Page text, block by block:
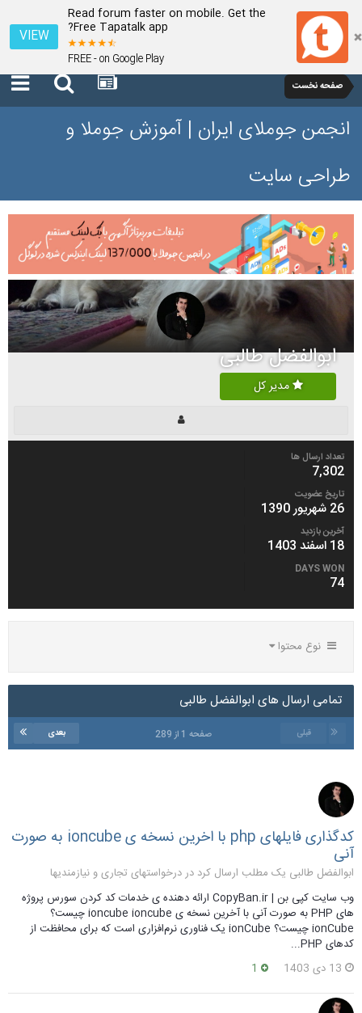
Read forum faster on mobile. Get the
Free Tapatalk app?
FREE - on Google Play
VIEW
صفحه نخست
انجمن جوملای ایران | آموزش جوملا و
طراحی سایت
ابوالفضل طالبی
مدیر کل
تعداد ارسال ها
7,302
تاریخ عضویت
26 شهریور 1390
آخرین بازدید
18 اسفند 1403
DAYS WON
74
نوع محتوا
تمامی ارسال های ابوالفضل طالبی
قبلی بعدی صفحه 1 از 289
کدگذاری فایلهای php با اخرین نسخه ی ioncube به صورت
آنی
ابوالفضل طالبی یک مطلب ارسال کرد دردرخواستهای تجاری و نیازمندیها
وب سایت کپی بن | CopyBan.ir ارائه دهنده ی خدمات کد کردن سورس پروژه
های PHP به صورت آنی با آخرین نسخه ی ioncube ioncube چیست؟
ionCube چیست؟ ionCube یک فناوری نرم‌افزاری است که برای محافظت از
کدهای PHP...
13 دی 1403